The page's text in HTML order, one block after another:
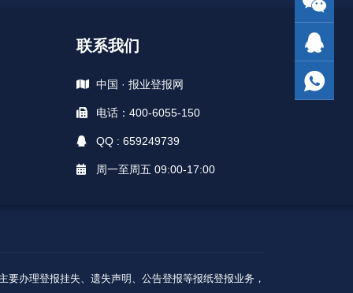
联系我们
中国 · 报业登报网
电话：400-6055-150
QQ : 659249739
周一至周五 09:00-17:00
办理登报挂失、遗失声明、公告登报等报纸登报业务，